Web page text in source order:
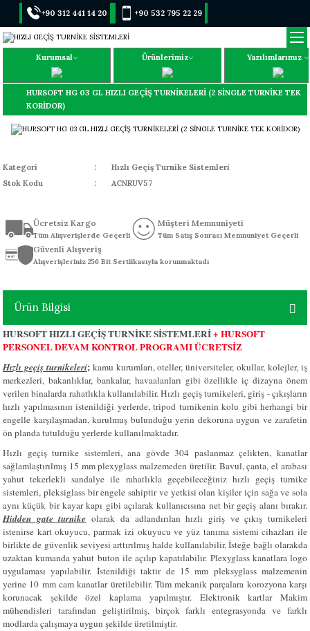
+90 312 441 14 20 +90 532 795 22 29
Kurumsal Ürünlerimiz Yazılımlarımız
HURSOFT HG 03 GL HIZLI GEÇİŞ TURNİKELERİ (2 SİNGLE TURNİKE TEK
KORİDOR)
Kategori
Hızlı Geçiş Turnike Sistemleri
Stok Kodu
ACNRUV57
Ücretsiz Kargo
Tüm Alışverişlerde Geçerli
Müşteri Memnuniyeti
Tüm Satış Sonrası Memnuniyet Geçerli
Güvenli Alışveriş
Alışverişleriniz 256 Bit Sertiikasıyla korunmaktadı
Ürün Bilgisi
HURSOFT HIZLI GEÇİŞ TURNİKE SİSTEMLERİ+ HURSOFT
PERSONEL DEVAM KONTROL PROGRAMI ÜCRETSİZ
Hızlı geçiş turnikeleri;kamu kurumları, oteller, üniversiteler, okullar, kolejler, iş
merkezleri, bakanlıklar, bankalar, havaalanları gibi özellikle iç dizayna önem
verilen binalarda rahatlıkla kullanılabilir. Hızlı geçiş turnikeleri, giriş - çıkışların
hızlı yapılmasının istenildiği yerlerde, tripod turnikenin kolu gibi herhangi bir
engelle karşılaşmadan, kurulmuş bulunduğu yerin dekoruna uygun ve zarafetin
ön planda tutulduğu yerlerde kullanılmaktadır.
Hızlı geçiş turnike sistemleri, ana gövde 304 paslanmaz çelikten, kanatlar
sağlamlaştırılmış 15 mm plexyglass malzemeden üretilir. Bavul, çanta, el arabası
yahut tekerlekli sandalye ile rahatlıkla geçebileceğiniz hızlı geçiş turnike
sistemleri, pleksiglass bir engele sahiptir ve yetkisi olan kişiler için sağa ve sola
aynı küçük bir kayar kapı gibi açılarak kullanıcısına net bir geçiş alanı bırakır.
Hidden gate turnike olarak da adlandırılan hızlı giriş ve çıkış turnikeleri
istenirse kart okuyucu, parmak izi okuyucu ve yüz tanıma sistemi cihazları ile
birlikte de güvenlik seviyesi arttırılmış halde kullanılabilir. İsteğe bağlı olarakda
uzaktan kumanda yahut buton ile açılıp kapatılabilir. Plexyglass kanatlara logo
uygulaması yapılabilir. İstenildiği taktir de 15 mm pleksyglass malzemenin
yerine 10 mm cam kanatlar üretilebilir. Tüm mekanik parçalara korozyona karşı
korunacak şekilde özel kaplama yapılmıştır. Elektronik kartlar Makim
mühendisleri tarafından geliştirilmiş, birçok farklı entegrasyonda ve farklı
modlarda çalışmaya uygun şekilde üretilmiştir.